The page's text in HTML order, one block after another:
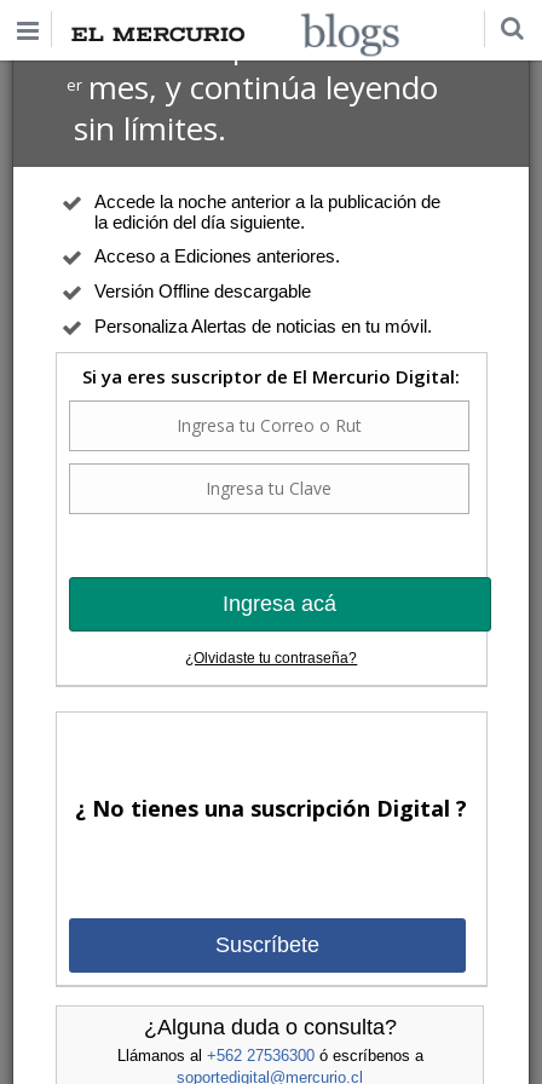
Suscríbete por $1 USD
ermes, y continúa leyendo
sin límites.
Accede la noche anterior a la publicación de
la edición del día siguiente.
Acceso a Ediciones anteriores.
Versión Offline descargable
Personaliza Alertas de noticias en tu móvil.
Si ya eres suscriptor de El Mercurio Digital:
Ingresa acá
¿Olvidaste tu contraseña?
¿ No tienes una suscripción Digital ?
Suscríbete
¿Alguna duda o consulta?
Llámanos al +562 27536300ó escríbenos a
soportedigital@mercurio.cl